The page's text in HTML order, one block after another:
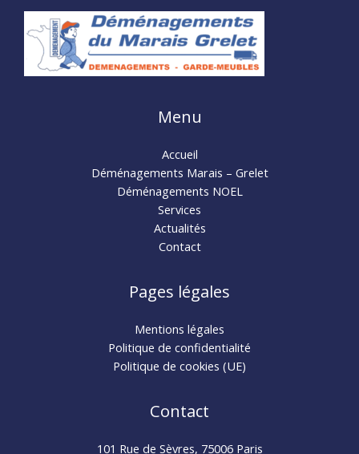
Menu
Accueil
Déménagements Marais – Grelet
Déménagements NOEL
Services
Actualités
Contact
Pages légales
Mentions légales
Politique de confidentialité
Politique de cookies (UE)
Contact
101 Rue de Sèvres, 75006 Paris